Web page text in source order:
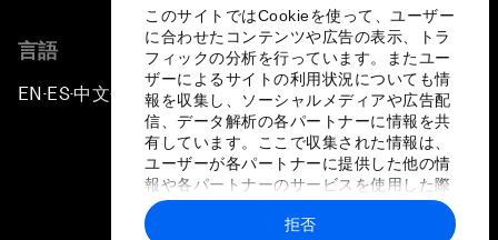
このサイトではCookieを使って、ユーザー
に合わせたコンテンツや広告の表示、トラ
フィックの分析を行っています。またユー
ザーによるサイトの利用状況についても情
報を収集し、ソーシャルメディアや広告配
信、データ解析の各パートナーに情報を共
有しています。ここで収集された情報は、
ユーザーが各パートナーに提供した他の情
報や各パートナーのサービスを使用した際
に収集された情報と組み合わされ、各パー
トナーによって使用されることがありま
拒否
言語
EN ▪ ES▪中文▪ 日本語